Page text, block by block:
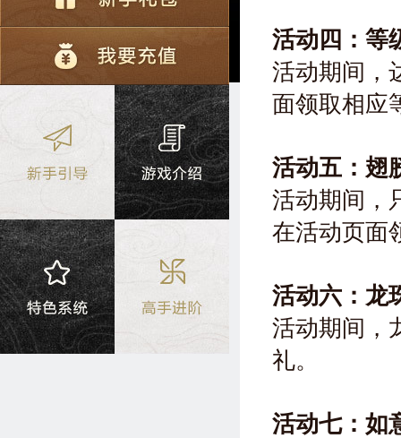
活动四：等
活动期间，
面领取相应
活动五：翅
活动期间，
在活动页面
活动六：龙
活动期间，
礼。
活动七：如